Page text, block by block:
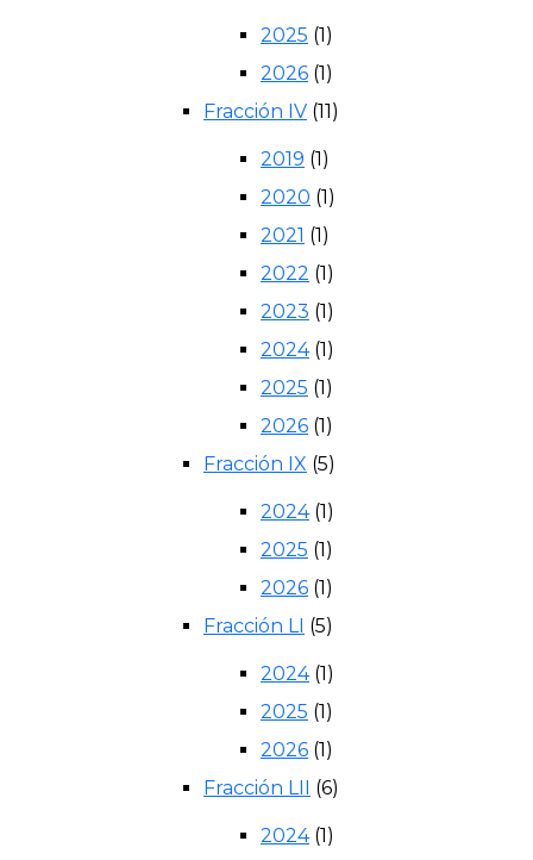
2025 (1)
2026 (1)
Fracción IV (11)
2019 (1)
2020 (1)
2021 (1)
2022 (1)
2023 (1)
2024(1)
2025 (1)
2026 (1)
Fracción IX (5)
2024(1)
2025 (1)
2026 (1)
Fracción LI (5)
2024(1)
2025 (1)
2026 (1)
Fracción LII (6)
2024(1)